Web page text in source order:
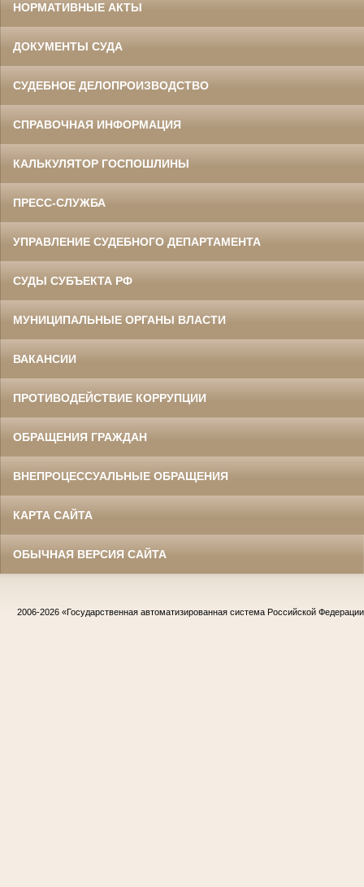
НОРМАТИВНЫЕ АКТЫ
ДОКУМЕНТЫ СУДА
СУДЕБНОЕ ДЕЛОПРОИЗВОДСТВО
СПРАВОЧНАЯ ИНФОРМАЦИЯ
КАЛЬКУЛЯТОР ГОСПОШЛИНЫ
ПРЕСС-СЛУЖБА
УПРАВЛЕНИЕ СУДЕБНОГО ДЕПАРТАМЕНТА
СУДЫ СУБЪЕКТА РФ
МУНИЦИПАЛЬНЫЕ ОРГАНЫ ВЛАСТИ
ВАКАНСИИ
ПРОТИВОДЕЙСТВИЕ КОРРУПЦИИ
ОБРАЩЕНИЯ ГРАЖДАН
ВНЕПРОЦЕССУАЛЬНЫЕ ОБРАЩЕНИЯ
КАРТА САЙТА
ОБЫЧНАЯ ВЕРСИЯ САЙТА
2006-2026 «Государственная автоматизированная система Российской